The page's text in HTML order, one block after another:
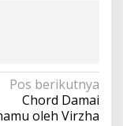
Pos berikutnya
Chord Damai
oleh Virzha